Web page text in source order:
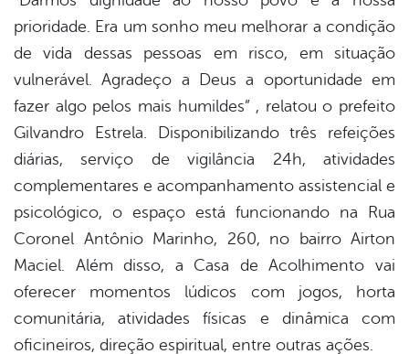
prioridade. Era um sonho meu melhorar a condição
de vida dessas pessoas em risco, em situação
vulnerável. Agradeço a Deus a oportunidade em
fazer algo pelos mais humildes” , relatou o prefeito
Gilvandro Estrela. Disponibilizando três refeições
diárias, serviço de vigilância 24h, atividades
complementares e acompanhamento assistencial e
psicológico, o espaço está funcionando na Rua
Coronel Antônio Marinho, 260, no bairro Airton
Maciel. Além disso, a Casa de Acolhimento vai
oferecer momentos lúdicos com jogos, horta
comunitária, atividades físicas e dinâmica com
oficineiros, direção espiritual, entre outras ações.